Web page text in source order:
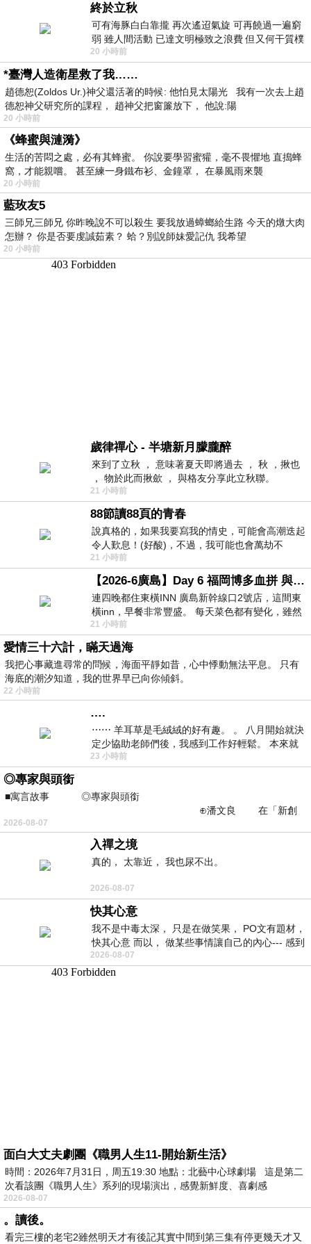
終於立秋
可有海豚白白靠攏 再次遙迢氣旋 可再饒過一遍窮
弱 雖人間活動 已達文明極致之浪費 但又何干質樸
者 只能白白陪葬
20 小時前
*臺灣人造衛星救了我……
趙德恕(Zoldos Ur.)神父還活著的時候: 他怕見太陽光 我有一次去上趙
德恕神父研究所的課程， 趙神父把窗簾放下， 他說:陽
20 小時前
《蜂蜜與漣漪》
生活的苦悶之處，必有其蜂蜜。 你說要學習蜜獾，毫不畏懼地 直搗蜂
窩，才能親嚐。 甚至練一身鐵布衫、金鐘罩， 在暴風雨來襲
20 小時前
藍玫友5
三師兄三師兄 你昨晚說不可以殺生 要我放過蟑螂給生路 今天的燉大肉
怎辦？ 你是否要虔誠茹素？ 蛤？別說師妹愛記仇 我希望
20 小時前
歲律禪心 - 半塘新月朦朧醉
來到了立秋 ， 意味著夏天即將過去 ， 秋 ，揪也
， 物於此而揪歛 ， 與格友分享此立秋聯。
21 小時前
88節讀88頁的青春
說真格的，如果我要寫我的情史，可能會高潮迭起
令人歎息！(好酸)，不過，我可能也會萬劫不
復...，每天跪鍵盤還是被判了花心的罪
21 小時前
【2026-6廣島】Day 6 福岡博多血拼 與機場接送少年司機深夜對談
連四晚都住東橫INN 廣島新幹線口2號店，這間東
橫inn，早餐非常豐盛。 每天菜色都有變化，雖然
看到工作人員拿出料理包加熱，但
21 小時前
愛情三十六計，瞞天過海
我把心事藏進尋常的問候，海面平靜如昔，心中悸動無法平息。 只有
海底的潮汐知道，我的世界早已向你傾斜。
22 小時前
….
⋯⋯ 羊耳草是毛絨絨的好有趣。 。 八月開始就決
定少協助老師們後，我感到工作好輕鬆。 本來就
不是我的工作啊。 真
23 小時前
◎專家與頭銜
■寓言故事 ◎專家與頭銜
⊕潘文良 在「新創
之谷」裡——
2026-08-07
入禪之境
真的， 太靠近， 我也尿不出。
2026-08-07
快其心意
我不是中毒太深， 只是在做笑果， PO文有題材，
快其心意 而以， 做某些事情讓自己的內心--- 感到
愉快。
2026-08-07
面白大丈夫劇團《職男人生11-開始新生活》
時間：2026年7月31日，周五19:30 地點：北藝中心球劇場 這是第二
次看該團《職男人生》系列的現場演出，感覺新鮮度、喜劇感
2026-08-07
。讀後。
看完三樓的老宅2雖然明天才有後記其實中間到第三集有停更幾天才又